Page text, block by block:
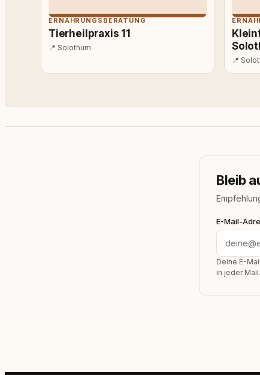
ERNÄHRUNGSBERATUNG
Tierheilpraxis 11
📍 Solothurn
📍
Bleib
E-Mail-
Deine E-
in jeder Mail.